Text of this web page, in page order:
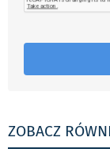
ZOBACZ